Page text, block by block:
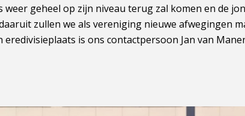
weer geheel op zijn niveau terug zal komen en de
zullen we als vereniging nieuwe afwegingen
is ons contactpersoon Jan van